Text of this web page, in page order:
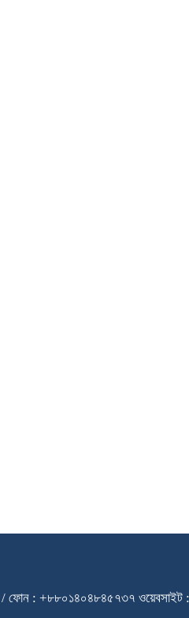
/ ফোন : +৮৮০১৪০৪৮৪৫৭৩৭